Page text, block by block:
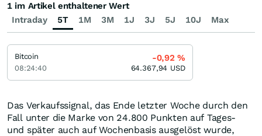
Das Verkaufssignal, das Ende letzter Woche durch den
Fall unter die Marke von 24.800 Punkten auf Tages-
und später auch auf Wochenbasis ausgelöst wurde,
Intraday 5T 1M 3M 1J 3J 5J 10J Max
1 im Artikel enthaltener Wert
Bitcoin
08:24:40
-0,92%
64.367,94 USD